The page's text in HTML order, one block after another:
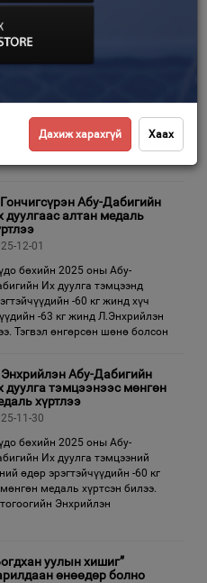
ойн барилдаанд
арслан Ц.Бямба-Отгон
36 жилийн ойд
цолтой, өндөр чансаатай, хүчит
Абу-Дабигийн
дуулгаас алтан медаль
12-01
бөхийн 2025 оны Абу-
Их дуулга тэмцээнд
-60 кг жинд хүч
-63 кг жинд Л.Энхрийлэн
Тэгвэл өнгөрсөн шөнө болсон
Абу-Дабигийн
дуулга тэмцээнээс мөнгөн
хүртлээ
11-30
бөхийн 2025 оны Абу-
Их дуулга тэмцээний
өдөр эрэгтэйчүүдийн -60 кг
медаль хүртсэн билээ.
Энхрийлэн
уулын хишиг”
өнөөдөр болно
Дахиж харахгүй Хаах